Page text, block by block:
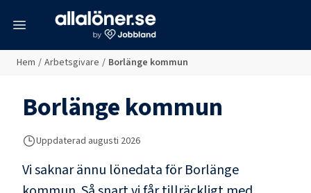
Hem / Arbetsgivare / Borlänge kommun
Borlänge kommun
Uppdaterad augusti 2026
Vi saknar ännu lönedata förBorlänge